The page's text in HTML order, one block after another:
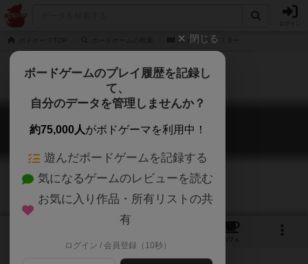
ヴァルドマイスター
ヴァルドマイスター
WaldMeister
カフェ
閉じる
ボードゲームのプレイ履歴を記録し
て、
自分のデータを管理しませんか？
約75,000人がボドゲーマを利用中！
遊んだボードゲームを記録する
気になるゲームのレビューを読む
お気に入り作品・所有リストの共
有
ログイン / 会員登録（10秒）